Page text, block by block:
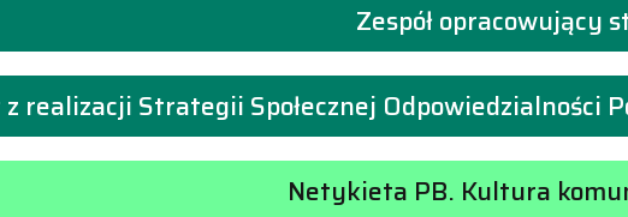
Zespół opracowujący
z realizacji Strategii Społecznej
Netykieta PB. Kultura